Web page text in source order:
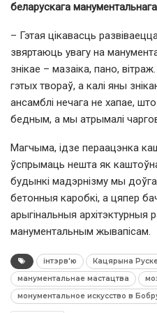
беларускага
– Гэтая цікавасць
звяртаюць увагу на
знікае – мазаіка, пано,
гэтых твораў, а калі яны
ансамблі нечага не хапае,
бедным, а мы атрымалі
Магчыма, ідзе пераацэнка
ўспрымаць нешта як
будынкі мадэрнізму мы
бетонныя каробкі, а цяпер
арыгінальныя архітэктурныя
манументальным жывапісам.
інтэрв'ю Кацярына
манументальнае мастацтва
монументальное искусство в